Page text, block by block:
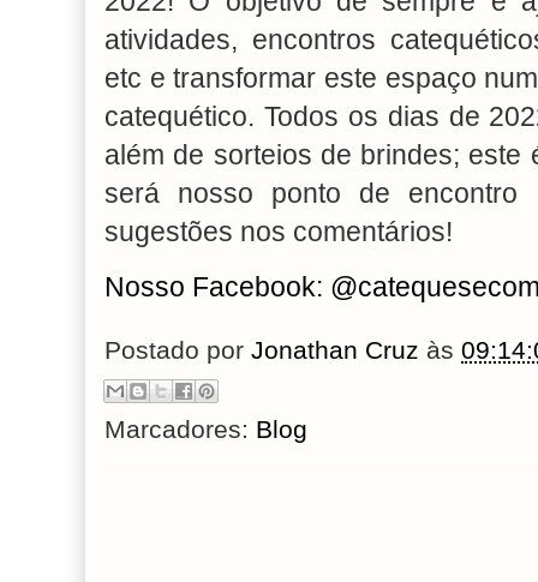
atividades, encontros
etc e transformar este espaço
catequético. Todos os dias de
além de sorteios de brindes; este
será nosso ponto de
sugestões nos comentários!
Nosso Facebook:
Postado por Jonathan Cruz às
Marcadores: Blog